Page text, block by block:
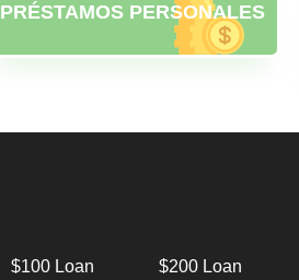
PRÉSTAMOS PERSONALES
$100 Loan $200 Loan